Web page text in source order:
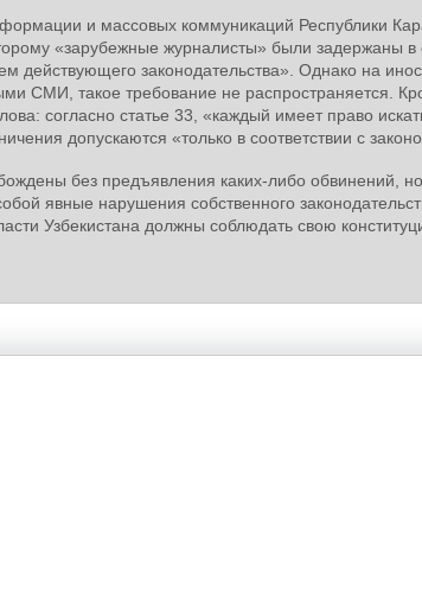
и массовых коммуникаций Республики
«зарубежные журналисты» были задержаны в
действующего законодательства». Однако на
СМИ, такое требование не распространяется.
согласно статье 33, «каждый имеет право
допускаются «только в соответствии с
без предъявления каких-либо обвинений,
явные нарушения собственного
Узбекистана должны соблюдать свою